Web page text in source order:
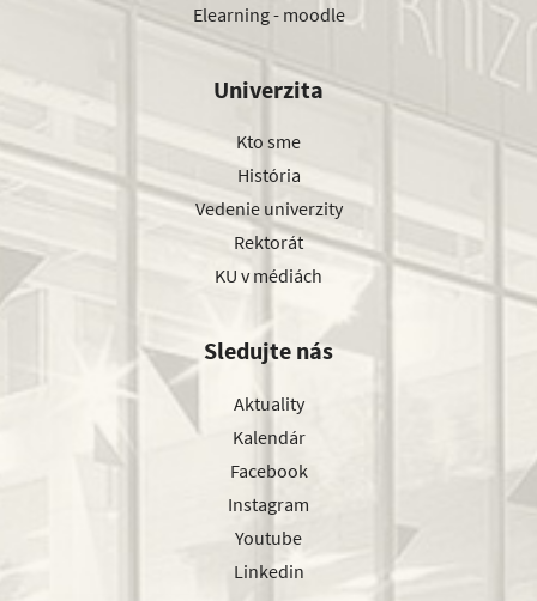
Elearning - moodle
Univerzita
Kto sme
História
Vedenie univerzity
Rektorát
KU v médiách
Sledujte nás
Aktuality
Kalendár
Facebook
Instagram
Youtube
Linkedin